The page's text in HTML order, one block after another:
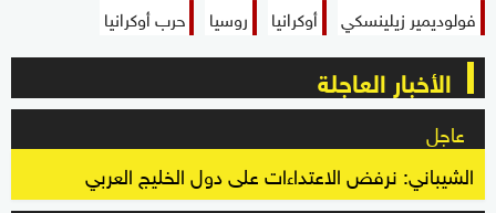
فولوديمير زيلينسكي أوكرانيا روسيا حرب أوكرانيا
الأخبار العاجلة
عاجل
الشيباني: نرفض الاعتداءات على دول الخليج العربي